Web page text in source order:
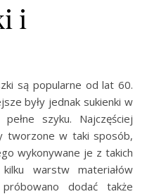
i
są popularne od lat 60.
były jednak sukienki w
szyku. Najczęściej
tworzone w taki sposób,
wykonywane je z takich
warstw materiałów
próbowano dodać także